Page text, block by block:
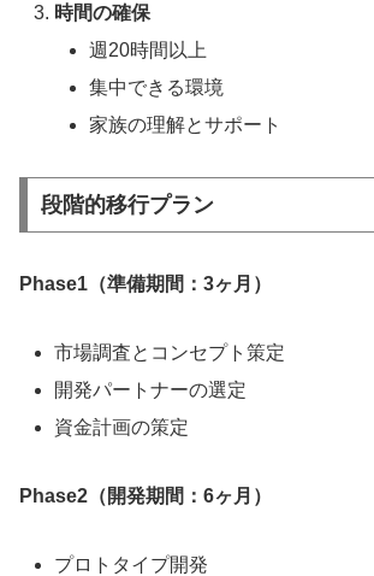
時間の確保
週20時間以上
集中できる環境
家族の理解とサポート
段階的移行プラン
Phase1（準備期間：3ヶ月）
市場調査とコンセプト策定
開発パートナーの選定
資金計画の策定
Phase2（開発期間：6ヶ月）
プロトタイプ開発